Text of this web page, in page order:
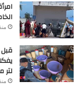
لتر